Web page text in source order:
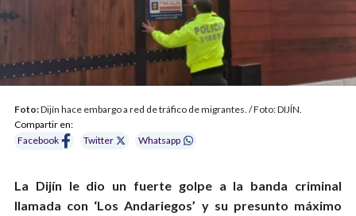
Foto:Dijín hace embargo a red de tráfico de migrantes. / Foto: DIJÍN.
Compartir en:
Facebook
Twitter Whatsapp
La Dijín le dio un fuerte golpe a la banda criminal
llamada con ‘Los Andariegos’ y su presunto máximo